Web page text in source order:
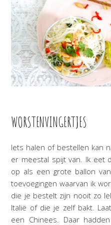
WORSTENVINGERTJES
Iets halen of bestellen kan
er meestal spijt van. Ik eet
op als een grote ballon
toevoegingen waarvan ik
die je bestelt zijn nooit zo
Italië of die je zelf bakt.
een Chinees. Daar